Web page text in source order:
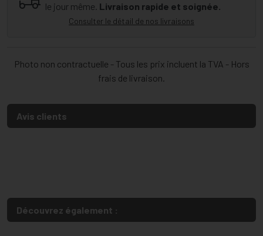
le jour même. Livraison rapide et soignée.
Consulter le détail de nos livraisons
Photo non contractuelle - Tous les prix incluent la TVA - Hors
frais de livraison.
Avis clients
Découvrez également :